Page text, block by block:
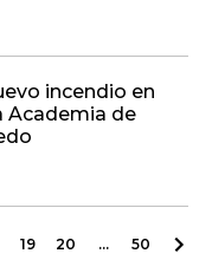
incendio en
Academia de
19 20 … 50